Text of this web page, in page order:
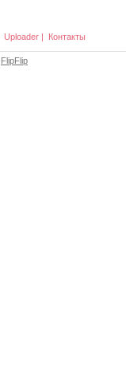
Uploader | Контакты
FlipFlip